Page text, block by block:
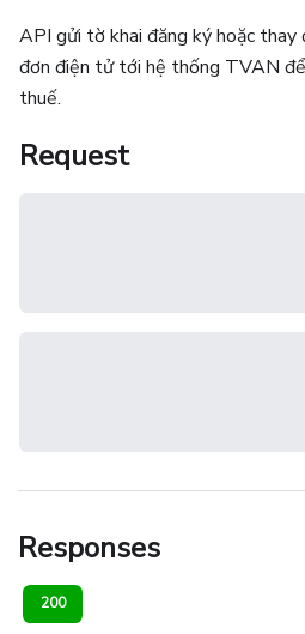
API gửi tờ khai đăng ký hoặc
đơn điện tử tới hệ thống TVAN
thuế.
Request
Responses
200